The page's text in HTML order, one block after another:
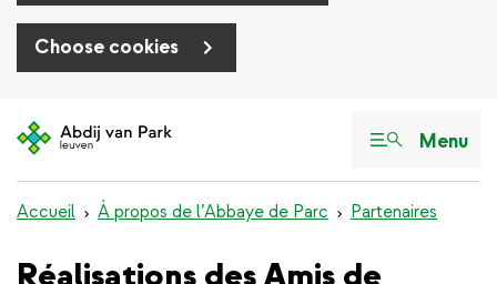
Choose cookies
au
principal
Menu
Accueil À propos de l’Abbaye de Parc Partenaires